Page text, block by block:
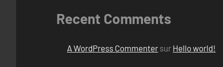
Recent Comments
A WordPress Commenter sur Hello world!